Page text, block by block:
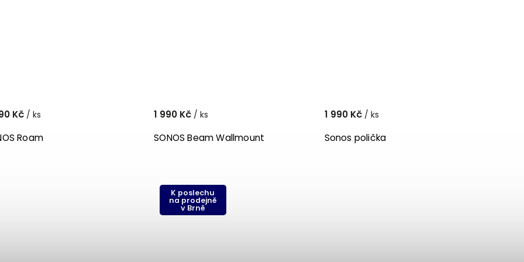
Roam
Kč / ks
SONOS Beam Wallmount
1 990 Kč / ks
Sonos polička
1 990 Kč / ks
K poslechu
na prodejně
v Brně